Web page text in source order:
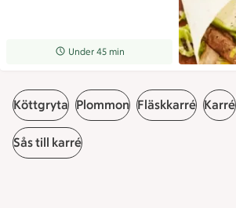
Receptet tar Under 45 min att tillaga
Under 45 min
Köttgryta Plommon Fläskkarré Karré
Sås till karré